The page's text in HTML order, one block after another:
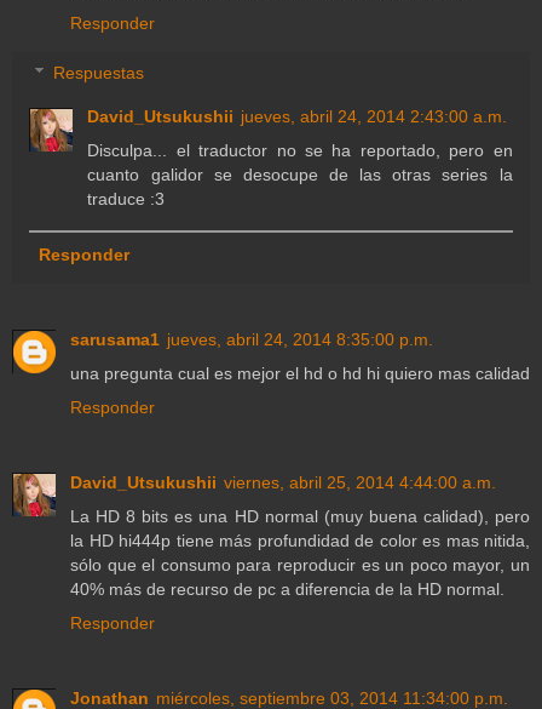
Responder
Respuestas
David_Utsukushii jueves, abril 24, 2014 2:43:00 a.m.
Disculpa... el traductor no se ha reportado, pero en
cuanto galidor se desocupe de las otras series la
traduce :3
Responder
sarusama1 jueves, abril 24, 2014 8:35:00 p.m.
una pregunta cual es mejor el hd o hd hi quiero mas calidad
Responder
David_Utsukushii viernes, abril 25, 2014 4:44:00 a.m.
La HD 8 bits es una HD normal (muy buena calidad), pero
la HD hi444p tiene más profundidad de color es mas nitida,
sólo que el consumo para reproducir es un poco mayor, un
40% más de recurso de pc a diferencia de la HD normal.
Responder
Jonathan miércoles, septiembre 03, 2014 11:34:00 p.m.